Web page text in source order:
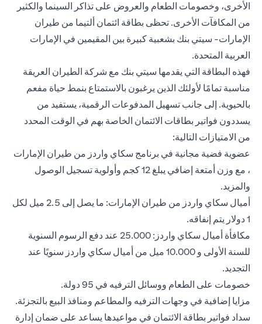
الأخرى، وخصومات الطعام والعروض على تذاكر السينما والكثير
من المكافآت الأخرى. تحظى بطاقة ائتمان ألتيما من طيران
الإمارات- سيتي بنك بشعبية كبيرة بين المقيمين في الإمارات
العربية المتحدة.
فهذه البطاقة التي يقدمها سيتي بنك مع شركة الطيران العريقة
مناسبة تمامًا لأولئك الذين يرغبون بالاستمتاع بنمط حياة مفعم
بالحيوية. إلى جانب تسهيل المدفوعات الرقمية، يستفيد من
يسددون فواتير بطاقات الائتمان الخاصة بهم في الوقت المحدد
من الامتيازات التالية:
عضوية فضية مجانية في برنامج سكاي واردز من طيران الإمارات
، مع وزن أمتعة إضافي يبلغ 12 كجم وأولوية تسجيل الوصول
والمزيد.
أميال سكاي واردز من طيران الإمارات: ما يصل إلى 2.5 ميل لكل
1 دولار يتم إنفاقه.
مكافأة أميال سكاي واردز: 25.000 عند دفع الرسوم السنوية
للسنة الأولى و 10.000 ميل من أميال سكاي واردز سنويًا عند
التجديد.
خصومات على الطعام ووسائل الترفيه في 95 دولة.
مزايا إضافية في وجهات الترفيه والمطاعم ومنافذ البيع بالتجزئة.
سداد فواتير بطاقة الائتمان في مواعيدها يساعد على ضمان إدارة